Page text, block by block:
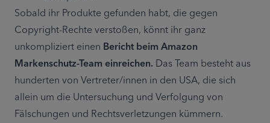
Sobald ihr Produkte gefunden habt, die gegen
Copyright-Rechte verstoßen, könnt ihr ganz
unkompliziert einen Bericht beim Amazon
Markenschutz-Team einreichen. Das Team besteht aus
hunderten von Vertreter/innen in den USA, die sich
allein um die Untersuchung und Verfolgung von
Fälschungen und Rechtsverletzungen kümmern.